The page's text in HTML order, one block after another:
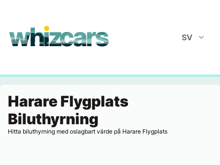
whizcars.com
SV
Harare Flygplats
Biluthyrning
Hitta biluthyrning med oslagbart värde på Harare Flygplats